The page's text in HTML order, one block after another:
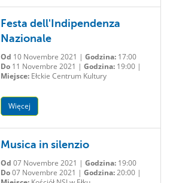
Festa dell'Indipendenza
Nazionale
Od 10 Novembre 2021 | Godzina:17:00
Do11 Novembre 2021 | Godzina:19:00 |
Miejsce:Ełckie Centrum Kultury
Więcej
Musica in silenzio
Od 07 Novembre 2021 | Godzina:19:00
Do07 Novembre 2021 | Godzina:20:00 |